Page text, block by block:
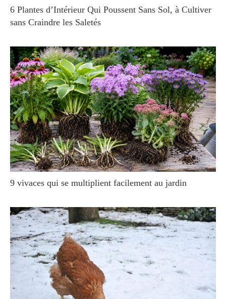
6 Plantes d’Intérieur Qui Poussent Sans Sol, à Cultiver
sans Craindre les Saletés
9 vivaces qui se multiplient facilement au jardin